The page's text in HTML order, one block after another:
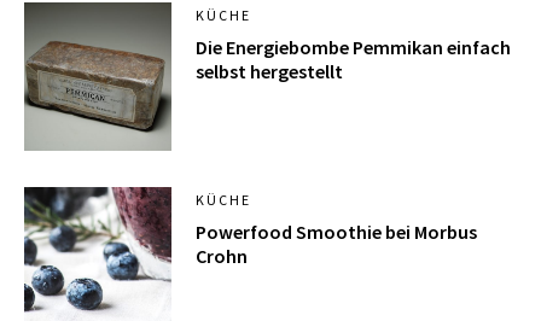
KÜCHE
Die Energiebombe Pemmikan einfach
selbst hergestellt
KÜCHE
Powerfood Smoothie bei Morbus
Crohn